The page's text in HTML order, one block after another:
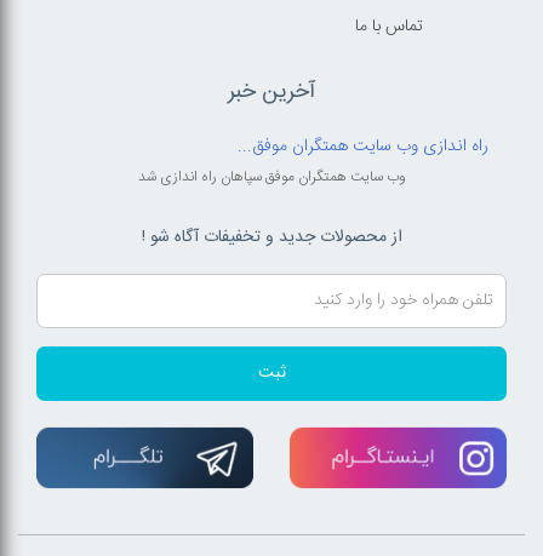
تماس با ما
آخرین خبر
راه اندازی وب سایت همتگران موفق...
وب سایت همتگران موفق سپاهان راه اندازی شد
از محصولات جدید و تخفیفات آگاه شو !
ثبت